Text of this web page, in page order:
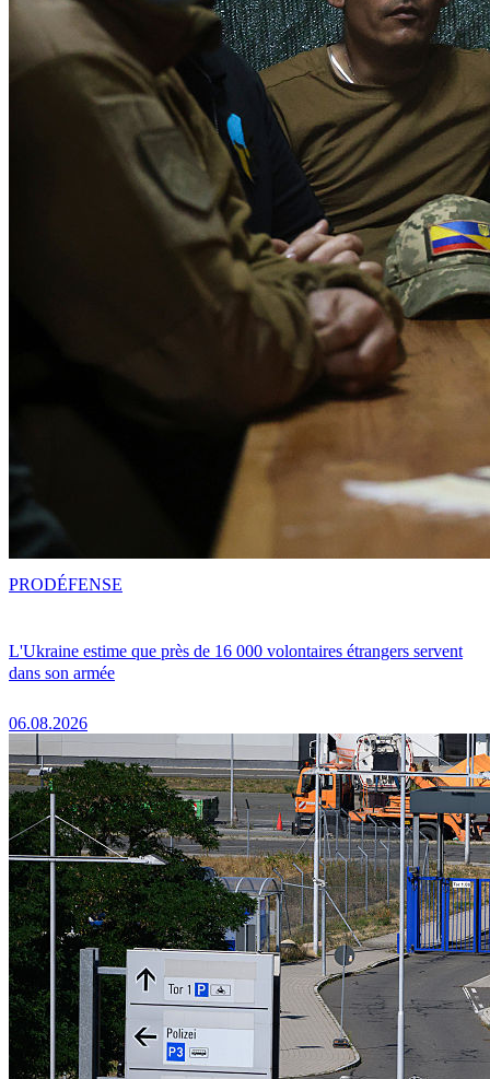
L'Ukraine estime que près de 16 000 volontaires étrangers servent
dans son armée
06.08.2026
PRODÉFENSE